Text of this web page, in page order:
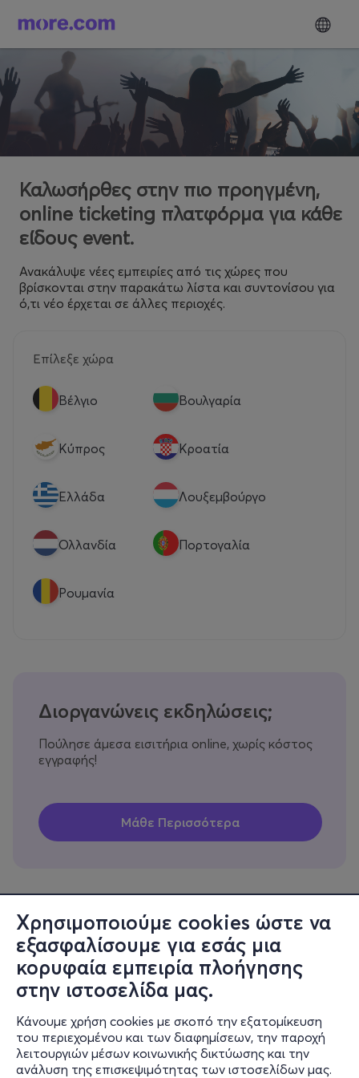
Χρησιμοποιούμε cookies ώστε να
εξασφαλίσουμε για εσάς μια
κορυφαία εμπειρία πλοήγησης
στην ιστοσελίδα μας.
Κάνουμε χρήση cookies με σκοπό την εξατομίκευση
του περιεχομένου και των διαφημίσεων, την παροχή
λειτουργιών μέσων κοινωνικής δικτύωσης και την
ανάλυση της επισκεψιμότητας των ιστοσελίδων μας.
Καλωσήρθες στην πιο προηγμένη,
online ticketing πλατφόρμα για κάθε
είδους event.
Ανακάλυψε νέες εμπειρίες από τις χώρες που
βρίσκονται στην παρακάτω λίστα και συντονίσου για
ό,τι νέο έρχεται σε άλλες περιοχές.
Επίλεξε χώρα
Βέλγιο Βουλγαρία
Κύπρος Κροατία
Eλλάδα Λουξεμβούργο
Ολλανδία Πορτογαλία
Ρουμανία
Διοργανώνεις εκδηλώσεις;
Πούλησε άμεσα εισιτήρια online, χωρίς κόστος
εγγραφής!
Πληροφορίες
Υποστήριξη
Stay Connected